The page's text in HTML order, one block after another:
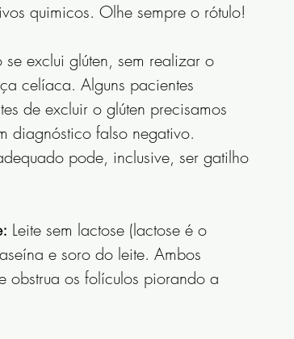
quimicos. Olhe sempre o rótulo!
exclui glúten, sem realizar o
celíaca. Alguns pacientes
de excluir o glúten precisamos
diagnóstico falso negativo.
pode, inclusive, ser gatilho
Leite sem lactose (lactose é o
e soro do leite. Ambos
obstrua os folículos piorando a